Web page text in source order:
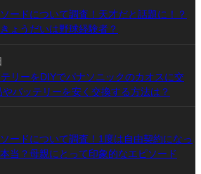
ードについて調査！天才だと話題に！？
ょうだいは野球経験者？
リーをDIYでパナソニックのカオスに交
バッテリーを安く交換する方法は？
ードについて調査！1度は自由契約になっ
当？母親にとって印象的なエピソード